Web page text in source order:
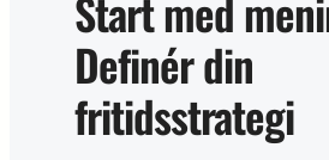
Definér din
fritidsstrategi